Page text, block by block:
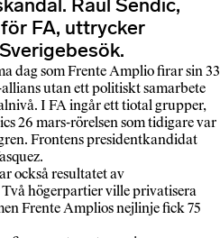
Raul Sendic,
FA, uttrycker
dag som Frente Amplio firar sin
utan ett politiskt samarbete
I FA ingår ett tiotal grupper,
26 mars-rörelsen som tidigare var
Frontens presidentkandidat
också resultatet av
högerpartier ville privatisera
Frente Amplios nejlinje fick 75